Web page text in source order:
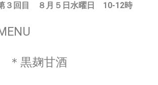
３回目 ８月５日水曜日 10-12時
＊黒麹甘酒